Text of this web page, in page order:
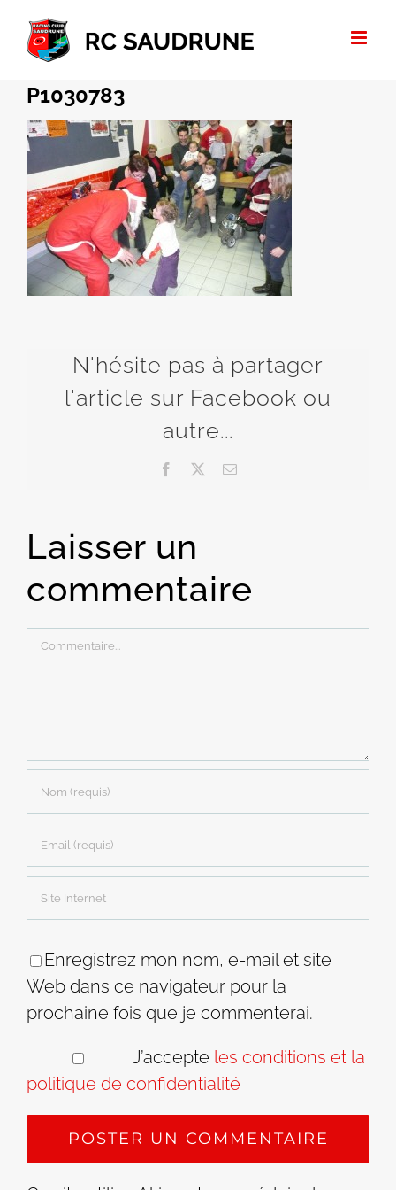
Passer
contenu
P1030783
N'hésite pas à partager
l'article sur Facebook ou
autre...
Facebook Email
Laisser un
commentaire
Commentaire
Enregistrez mon nom, e-mail et site
Web dans ce navigateur pour la
prochaine fois que je commenterai.
J’accepte les conditions et la
politique de confidentialité